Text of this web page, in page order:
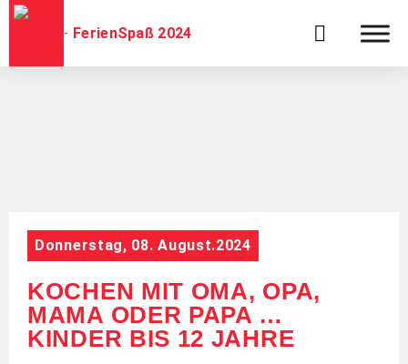
FerienSpaß 2024
Donnerstag, 08. August.2024
KOCHEN MIT OMA, OPA,
MAMA ODER PAPA …
KINDER BIS 12 JAHRE